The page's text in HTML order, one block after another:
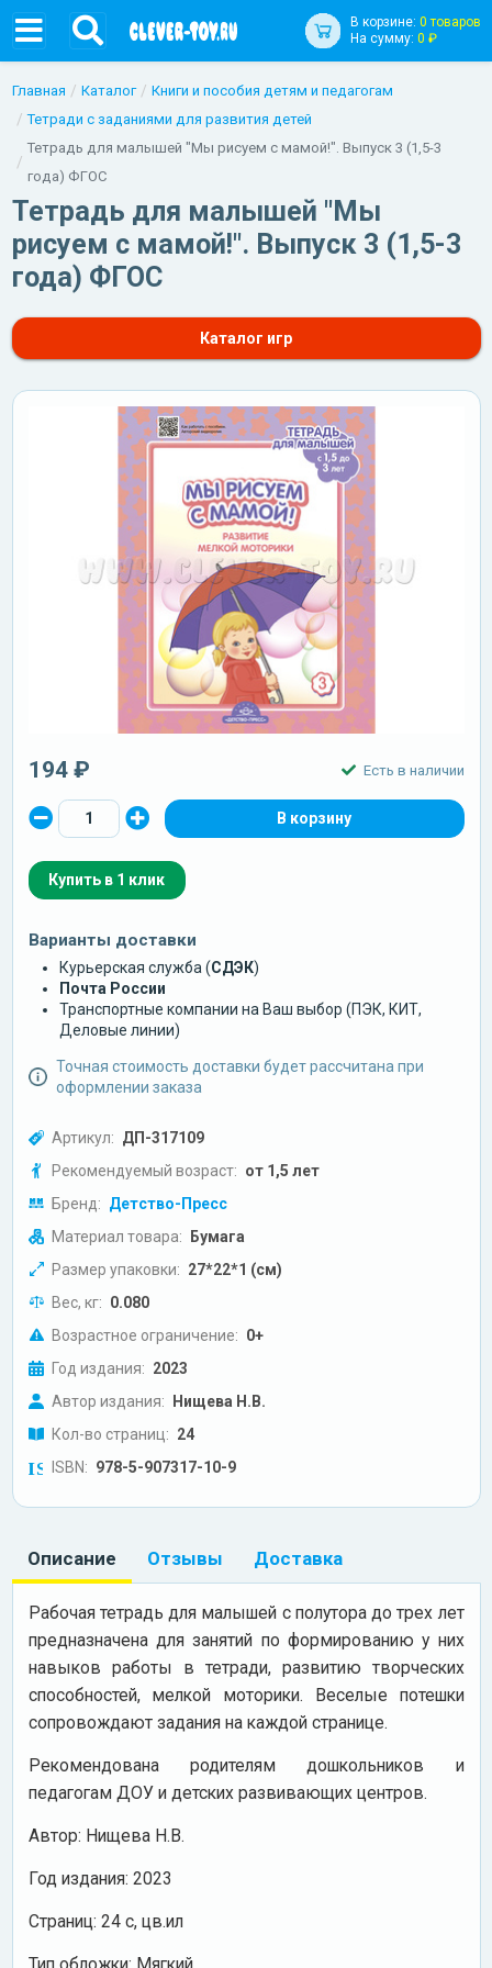
В корзине: 0 товаров
На сумму: 0 ₽
Главная Каталог
Книги и пособия детям и педагогам
Тетради с заданиями для развития детей
Тетрадь для малышей "Мы рисуем с мамой!". Выпуск 3 (1,5-3
года) ФГОС
Тетрадь для малышей "Мы
рисуем с мамой!". Выпуск 3 (1,5-3
года) ФГОС
Каталог игр
194 ₽ Есть в наличии
Купить в 1 клик
Варианты доставки
Курьерская служба (СДЭК)
Почта России
Транспортные компании на Ваш выбор (ПЭК, КИТ,
Деловые линии)
Точная стоимость доставки будет рассчитана при
оформлении заказа
Артикул: ДП-317109
Рекомендуемый возраст: от 1,5 лет
Бренд: Детство-Пресс
Материал товара: Бумага
Размер упаковки: 27*22*1 (см)
Вес, кг: 0.080
Возрастное ограничение: 0+
Год издания: 2023
Автор издания: Нищева Н.В.
Кол-во страниц: 24
ISBN: 978-5-907317-10-9
Описание Отзывы Доставка
Рабочая тетрадь для малышей с полутора до трех лет
предназначена для занятий по формированию у них
навыков работы в тетради, развитию творческих
способностей, мелкой моторики. Веселые потешки
сопровождают задания на каждой странице.
Рекомендована родителям дошкольников и
педагогам ДОУ и детских развивающих центров.
Автор: Нищева Н.В.
Год издания: 2023
Cтраниц: 24 с, цв.ил
Тип обложки: Мягкий